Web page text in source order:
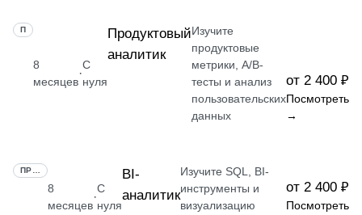
ПРОФЕССИЯ
8
месяцев
·
С
нуля
Продуктовый
аналитик
Изучите
продуктовые
метрики, A/B-
тесты и анализ
пользовательских
данных
от 2 400 ₽
Посмотреть
→
8
месяцев
·
С
нуля
BI-
аналитик
Изучите SQL, BI-
инструменты и
визуализацию
от 2 400 ₽
Посмотреть